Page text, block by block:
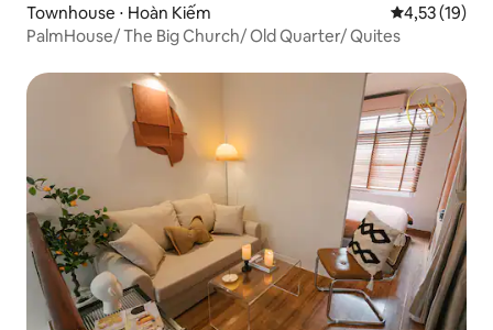
Townhouse ⋅ Hoàn Kiếm 4,53 de uma
4,53 (19)
PalmHouse/ The Big Church/ Old Quarter/ Quites